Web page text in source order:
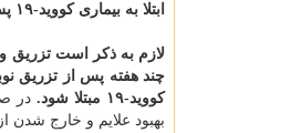
ابتلا به بیماری کووید-۱۹ پس از تزریق نوبت اول واکسن
کووید-۱۹ مبتلا شود.
بهبود علایم و خارج شدن